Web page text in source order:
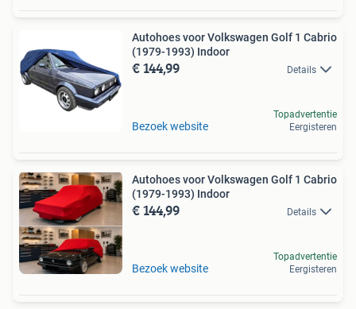
Autohoes voor Volkswagen Golf 1 Cabrio
(1979-1993) Indoor
€ 144,99 Details
Bezoek website
Topadvertentie
Eergisteren
Autohoes voor Volkswagen Golf 1 Cabrio
(1979-1993) Indoor
€ 144,99 Details
Bezoek website
Topadvertentie
Eergisteren